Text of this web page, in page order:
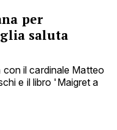
per
saluta
con il cardinale Matteo
e il libro 'Maigret a